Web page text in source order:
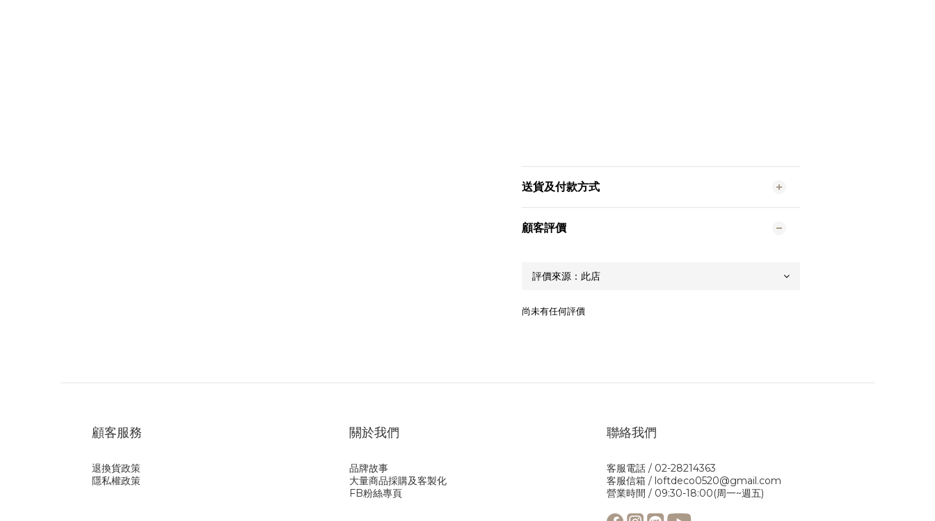
送貨及付款方式
顧客評價
尚未有任何評價
顧客服務
退換貨政策
隱私權政策
關於我們
品牌故事
大量商品採購及客製化
FB粉絲專頁
聯絡我們
客服電話 / 02-28214363
客服信箱 / loftdeco0520@gmail.com
營業時間 / 09:30-18:00(周一~週五)